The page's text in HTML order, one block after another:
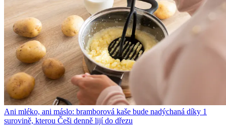
Ani mléko, ani máslo: bramborová kaše bude nadýchaná díky 1
surovině, kterou Češi denně lijí do dřezu